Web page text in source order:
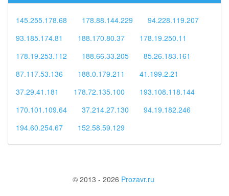
145.255.178.68 178.88.144.229
94.228.119.207
93.185.174.81
188.170.80.37
178.19.250.11
178.19.253.112
188.66.33.205
85.26.183.161
87.117.53.136
188.0.179.211
41.199.2.21
37.29.41.181
178.72.135.100
193.108.118.144
170.101.109.64
37.214.27.130
94.19.182.246
194.60.254.67
152.58.59.129
© 2013 - 2026 Prozavr.ru